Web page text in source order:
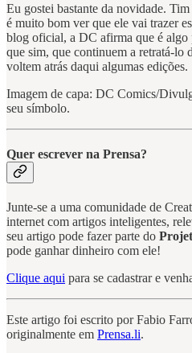
Eu gostei bastante da novidade.
é muito bom ver que ele vai trazer
blog oficial, a DC afirma que é algo
que sim, que continuem a retratá-lo
voltem atrás daqui algumas edições.
Imagem de capa: DC Comics/
seu símbolo.
Quer escrever na Prensa?
Junte-se a uma comunidade de
internet com artigos inteligentes,
seu artigo pode fazer parte do
pode ganhar dinheiro com ele!
Clique aqui para se cadastrar e
Este artigo foi escrito por Fabio
originalmente em Prensa.li.